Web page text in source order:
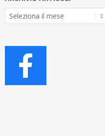
Archivio
Articoli